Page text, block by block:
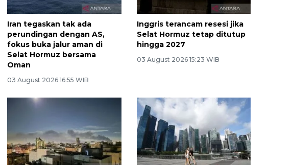
Iran tegaskan tak ada
perundingan dengan AS,
fokus buka jalur aman di
Selat Hormuz bersama
Oman
03 August 2026 16:55 WIB
Inggris terancam resesi jika
Selat Hormuz tetap ditutup
hingga 2027
03 August 2026 15:23 WIB